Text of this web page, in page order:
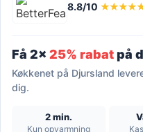
8.8/10
Få 2x 25% rabatpå
Køkkenet på Djursland
dig.
2 min.
Kun opvarmning